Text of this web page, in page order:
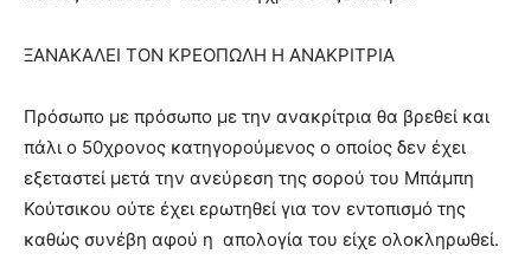
ΞΑΝΑΚΑΛΕΙ ΤΟΝ ΚΡΕΟΠΩΛΗ Η ΑΝΑΚΡΙΤΡΙΑ
Πρόσωπο με πρόσωπο με την ανακρίτρια θα βρεθεί και
πάλι ο 50χρονος κατηγορούμενος ο οποίος δεν έχει
εξεταστεί μετά την ανεύρεση της σορού του Μπάμπη
Κούτσικου ούτε έχει ερωτηθεί για τον εντοπισμό της
καθώς συνέβη αφού η απολογία του είχε ολοκληρωθεί.